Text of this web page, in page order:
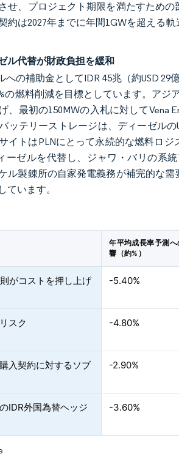
せ、プロジェクト期限を満たすため
約は2027年までに年間1GWを超える
ル代替が財政負担を緩和
への補助金としてIDR 45兆（約USD
の燃料削減を目標としています。ア
、最初の150MWの入札に対してVena
ッテリーストレージは、ディーゼルの
イトはPLNにとって永続的な燃料ロ
ーゼルを代替し、ジャワ・バリの系
ル製錬所の自家発電義務が補完的な
ています。
年平均成長率予測へ
響（約%）
がコストを押し上げ -5.40%
スク -4.80%
入契約に対するソブ
-2.90%
IDR外国為替ヘッジ
-3.60%